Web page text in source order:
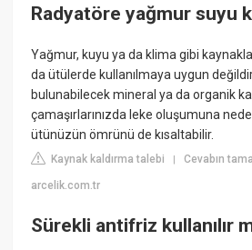
Radyatöre yağmur suyu
Yağmur, kuyu ya da klima gibi
da ütülerde kullanılmaya uygun
bulunabilecek mineral ya da organik
çamaşırlarınızda leke oluşumuna
ütünüzün ömrünü de kısaltabilir.
Kaynak kaldırma talebi |Cevabın
arcelik.com.tr
Sürekli antifriz kullanılır